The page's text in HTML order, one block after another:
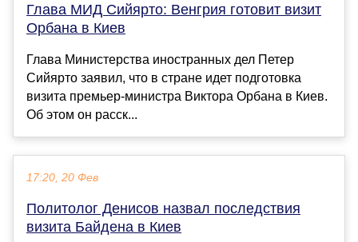
Глава МИД Сийярто: Венгрия готовит визит
Орбана в Киев
Глава Министерства иностранных дел Петер
Сийярто заявил, что в стране идет подготовка
визита премьер-министра Виктора Орбана в Киев.
Об этом он расск...
17:20, 20 Фев
Политолог Денисов назвал последствия
визита Байдена в Киев